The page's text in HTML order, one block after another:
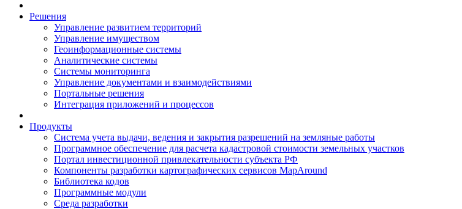
Решения
Управление развитием территорий
Управление имуществом
Геоинформационные системы
Аналитические системы
Системы мониторинга
Управление документами и взаимодействиями
Портальные решения
Интеграция приложений и процессов
Продукты
Система учета выдачи, ведения и закрытия разрешений на земляные работы
Программное обеспечение для расчета кадастровой стоимости земельных участков
Портал инвестиционной привлекательности субъекта РФ
Компоненты разработки картографических сервисов MapAround
Библиотека кодов
Программные модули
Среда разработки